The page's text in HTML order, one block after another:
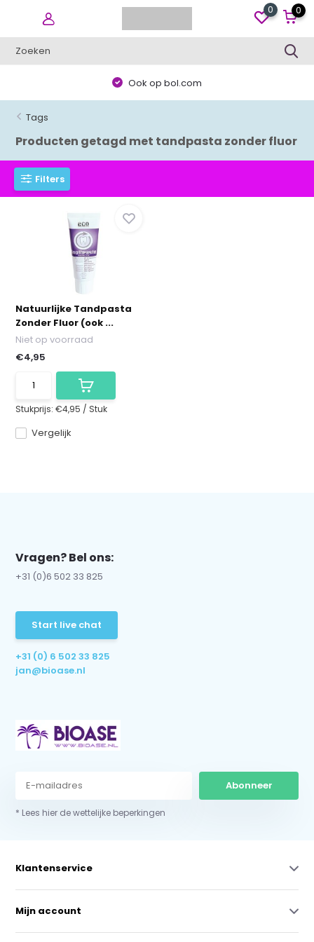
0 0
Ook op bol.com
Tags
Producten getagd met tandpasta zonder fluor
Filters
Natuurlijke Tandpasta
Zonder Fluor (ook ...
Vergelijk
Niet op voorraad
€4,95
Stukprijs:€4,95 / Stuk
Vragen? Bel ons:
+31 (0)6 502 33 825
Start live chat
+31 (0) 6 502 33 825
jan@bioase.nl
Abonneer
* Lees hier de wettelijke beperkingen
Klantenservice
Mijn account